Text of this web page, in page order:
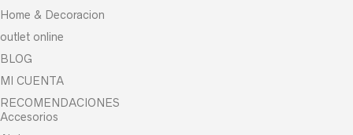
Home & Decoracion
outlet online
BLOG
MI CUENTA
RECOMENDACIONES
Accesorios